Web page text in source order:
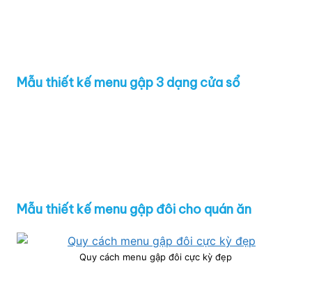
Mẫu thiết kế menu gập 3 dạng cửa sổ
Mẫu thiết kế menu gập đôi cho quán ăn
Quy cách menu gập đôi cực kỳ đẹp